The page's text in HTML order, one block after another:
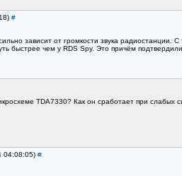
#
зависит от громкости звука
быстрее чем у RDS Spy. Это причём
TDA7330? Как он сработает при слабых
04:08:05) #